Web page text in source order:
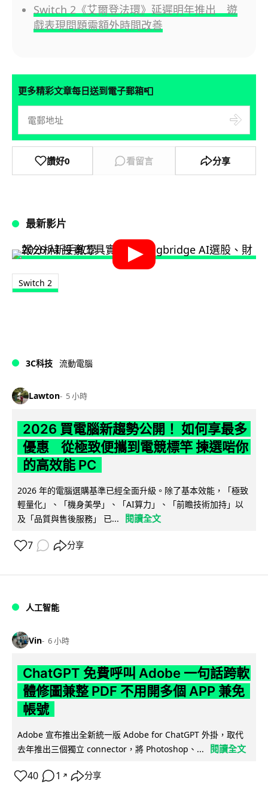
Switch 2《艾爾登法環》延遲明年推出 遊
戲表現問題需額外時間改善
更多精彩文章每日送到電子郵箱📮
讚好0 看留言 分享
最新影片
Switch 2
3C科技 流動電腦
Lawton 5 小時
2026 買電腦新趨勢公開！ 如何享最多
優惠 從極致便攜到電競標竿 揀選啱你
的高效能 PC
2026 年的電腦選購基準已經全面升級。除了基本效能，「極致
輕量化」、「機身美學」、「AI算力」、「前瞻技術加持」以
及「品質與售後服務」 已...
閱讀全文
7 分享
人工智能
Vin 6 小時
ChatGPT 免費呼叫 Adobe 一句話跨軟
體修圖兼整 PDF 不用開多個 APP 兼免
帳號
Adobe 宣布推出全新統一版 Adobe for ChatGPT 外掛，取代
去年推出三個獨立 connector，將 Photoshop、...
閱讀全文
40 1 ↗ 分享